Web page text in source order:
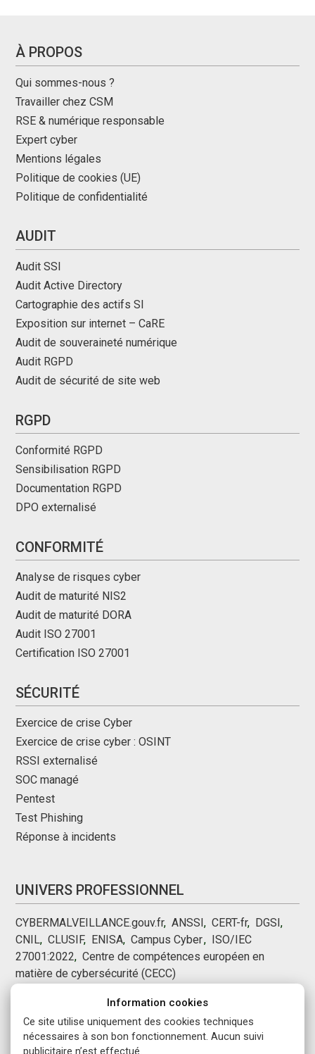
À PROPOS
Qui sommes-nous ?
Travailler chez CSM
RSE & numérique responsable
Expert cyber
Mentions légales
Politique de cookies (UE)
Politique de confidentialité
AUDIT
Audit SSI
Audit Active Directory
Cartographie des actifs SI
Exposition sur internet – CaRE
Audit de souveraineté numérique
Audit RGPD
Audit de sécurité de site web
RGPD
Conformité RGPD
Sensibilisation RGPD
Documentation RGPD
DPO externalisé
CONFORMITÉ
Analyse de risques cyber
Audit de maturité NIS2
Audit de maturité DORA
Audit ISO 27001
Certification ISO 27001
SÉCURITÉ
Exercice de crise Cyber
Exercice de crise cyber : OSINT
RSSI externalisé
SOC managé
Pentest
Test Phishing
Réponse à incidents
UNIVERS PROFESSIONNEL
CYBERMALVEILLANCE.gouv.fr,ANSSI,CERT-fr, DGSI,
CNIL,CLUSIF, ENISA,Campus Cyber,, ISO/IEC
27001:2022,Centre de compétences européen en
matière de cybersécurité (CECC)
Information cookies
Ce site utilise uniquement des cookies techniques
nécessaires à son bon fonctionnement. Aucun suivi
publicitaire n’est effectué.